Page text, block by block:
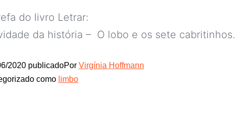
do livro Letrar:
da história – O lobo e os sete cabritinhos.
2020 publicadoPor Virgínia Hoffmann
como limbo